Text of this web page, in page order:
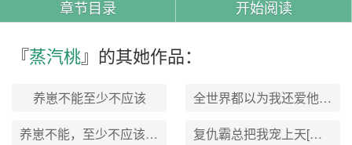
章节目录 开始阅读
『蒸汽桃』的其她作品：
养崽不能至少不应该
全世界都以为我还爱他[重生]
养崽不能，至少不应该(叔叔不能，至少不应该)+番外
复仇霸总把我宠上天[娱乐圈]+番外